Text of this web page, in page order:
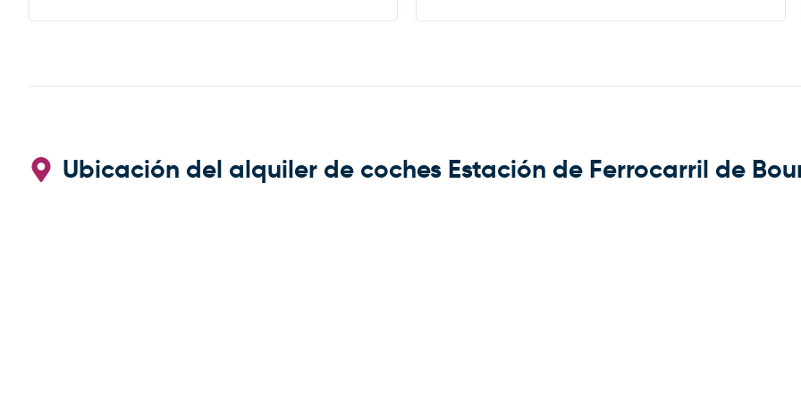
gracias. RECOMIENDO CARRENTALS al menos para
Ubicación del alquiler de coches Estación de Ferrocarril de